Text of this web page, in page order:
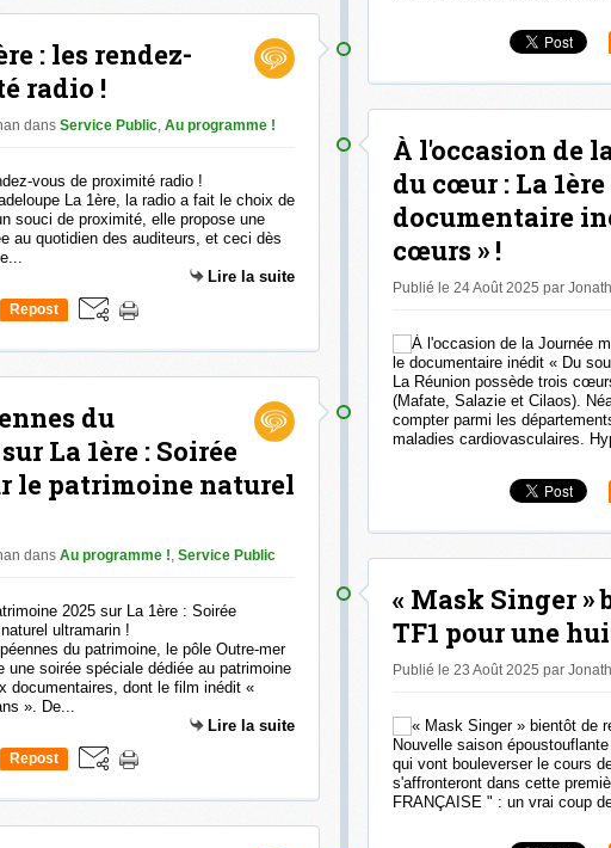
: les rendez-
radio !
dans Service Public, Au programme !
La 1ère, la radio a fait le choix de
souci de proximité, elle propose une
au quotidien des auditeurs, et ceci dès
Lire la suite
Repost
du
La 1ère : Soirée
le patrimoine naturel
dans Au programme !, Service Public
du patrimoine, le pôle Outre-mer
soirée spéciale dédiée au patrimoine
documentaires, dont le film inédit «
». De...
Lire la suite
Repost
À l'occasion de
du cœur : La
documentaire
cœurs » !
Publié le 24 Août 2025 par
La Réunion possède trois
(Mafate, Salazie et Cilaos).
compter parmi les
maladies cardiovasculaires.
« Mask Singer »
TF1 pour une
Publié le 23 Août 2025 par
Nouvelle saison
qui vont bouleverser le cours
s'affronteront dans cette
FRANÇAISE " : un vrai coup